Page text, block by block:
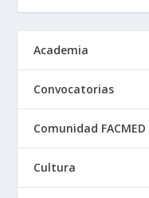
Academia
Convocatorias
Comunidad FACMED
Cultura